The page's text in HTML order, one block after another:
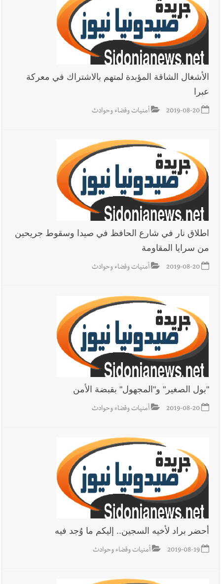
الأشغال الشاقة المؤبدة لمتهم بالاشتراك في معركة
عبرا
2019-08-20 أمنيات وقضاء وحوادث
اطلاق نار في شارع الحافظ في صيدا وسقوط جريحين
من سرايا المقاومة
2019-08-20 أمنيات وقضاء وحوادث
"بول الصغير" و"المجهول" بقبضة الأمن
2019-08-20 أمنيات وقضاء وحوادث
أحضر براد لأخيه السجين.. إليكم ما وُجد فيه
2019-08-19 أمنيات وقضاء وحوادث